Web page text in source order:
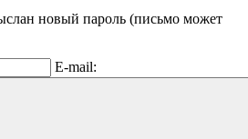
новый пароль (письмо может
E-mail: